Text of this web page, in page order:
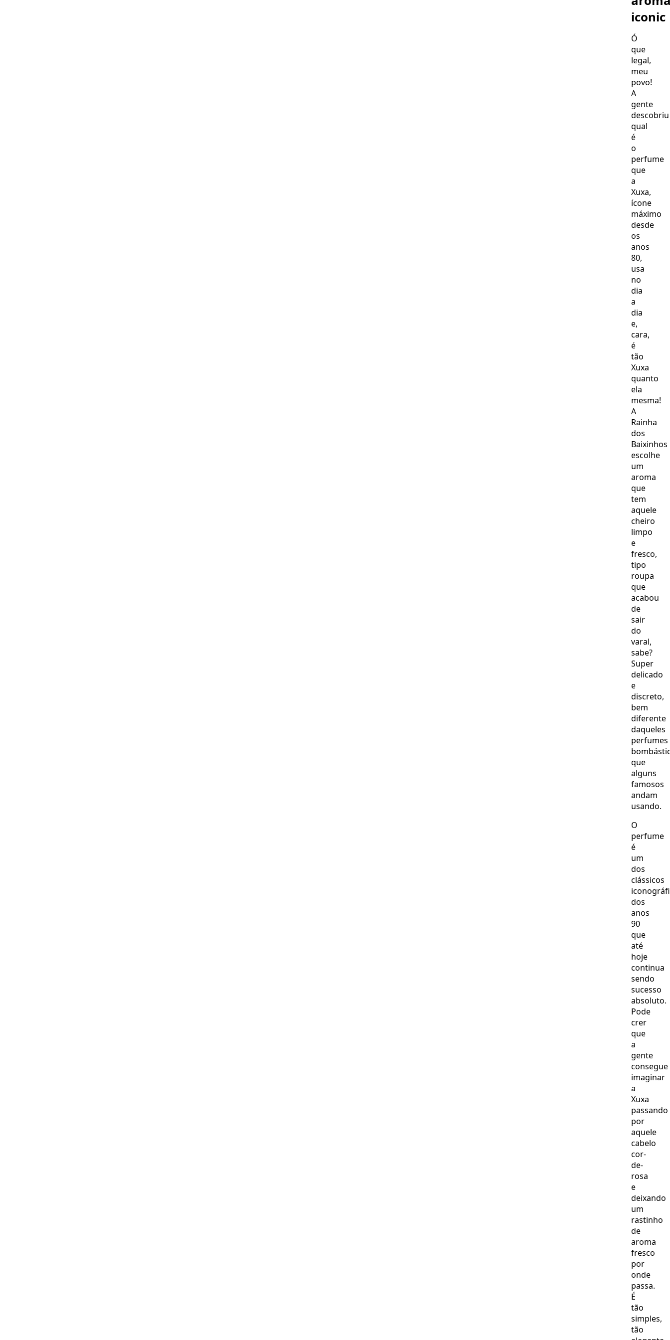
iconic
Ó
que
legal,
meu
povo!
A
gente
descobriu
qual
é
o
perfume
que
a
Xuxa,
ícone
máximo
desde
os
anos
80,
usa
no
dia
a
dia
e,
cara,
é
tão
Xuxa
quanto
ela
mesma!
A
Rainha
dos
Baixinhos
escolhe
um
aroma
que
tem
aquele
cheiro
limpo
e
fresco,
tipo
roupa
que
acabou
de
sair
do
varal,
sabe?
Super
delicado
e
discreto,
bem
diferente
daqueles
perfumes
que
alguns
famosos
andam
usando.
O
perfume
é
um
dos
clássicos
dos
anos
90
que
até
hoje
continua
sendo
sucesso
absoluto.
Pode
crer
que
a
gente
consegue
imaginar
a
Xuxa
passando
por
aquele
cabelo
cor-
de-
rosa
e
deixando
um
rastinho
de
aroma
fresco
por
onde
passa.
É
tão
simples,
tão